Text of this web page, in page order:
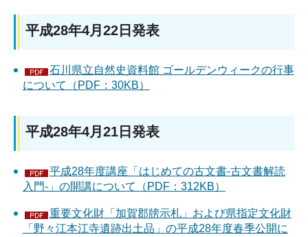
平成28年4月22日発表
石川県立自然史資料館 ゴールデンウィークの行事
について（PDF：30KB）
平成28年4月21日発表
平成28年度講座「はじめての古文書-古文書解読
入門-」の開講について（PDF：312KB）
重要文化財「加賀郡牓示札」および県指定文化財
「野々江本江寺遺跡出土品」の平成28年度春季公開に